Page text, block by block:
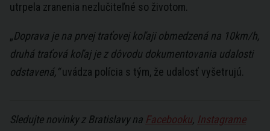
utrpela zranenia nezlučiteľné so životom.
„Doprava je na prvej traťovej koľaji obmedzená na 10km/h,
druhá traťová koľaj je z dôvodu dokumentovania udalosti
odstavená,“uvádza polícia s tým, že udalosť vyšetrujú.
Sledujte novinky z Bratislavy na Facebooku, Instagrame